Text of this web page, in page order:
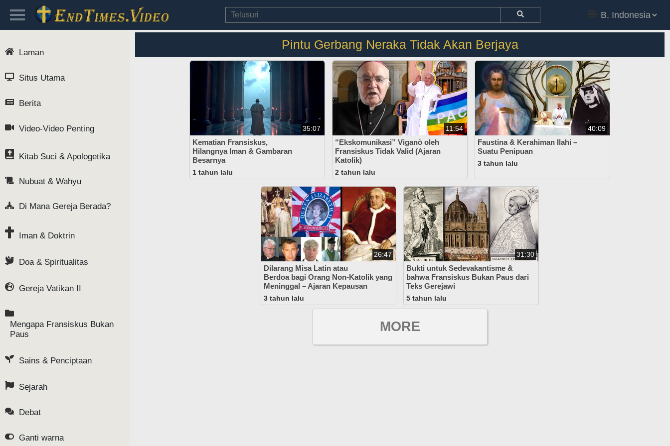
Pintu Gerbang Neraka Tidak Akan Berjaya
35:07
Kematian Fransiskus,
Hilangnya Iman & Gambaran
Besarnya
1 tahun lalu
11:54
“Ekskomunikasi” Viganò oleh
Fransiskus Tidak Valid (Ajaran
Katolik)
2 tahun lalu
40:09
Faustina & Kerahiman Ilahi –
Suatu Penipuan
3 tahun lalu
26:47
Dilarang Misa Latin atau
Berdoa bagi Orang Non-Katolik yang
Meninggal – Ajaran Kepausan
3 tahun lalu
31:30
Bukti untuk Sedevakantisme &
bahwa Fransiskus Bukan Paus dari
Teks Gerejawi
5 tahun lalu
MORE
Laman
Situs Utama
Berita
Video-Video Penting
Kitab Suci & Apologetika
Nubuat & Wahyu
Di Mana Gereja Berada?
Iman & Doktrin
Doa & Spiritualitas
Gereja Vatikan II
Mengapa Fransiskus Bukan
Paus
Sains & Penciptaan
Sejarah
Debat
Ganti warna